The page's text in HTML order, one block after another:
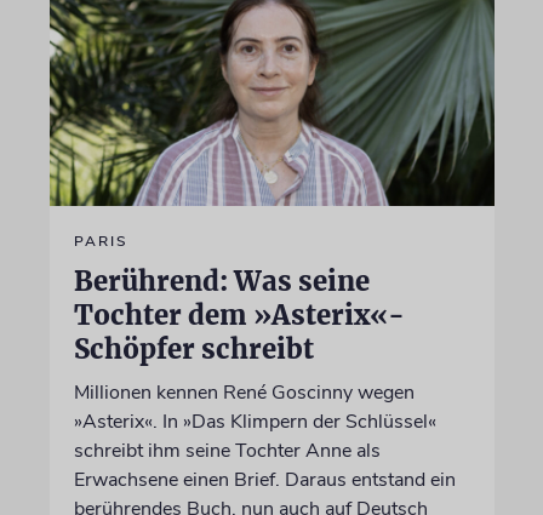
PARIS
Berührend: Was seine
Tochter dem »Asterix«-
Schöpfer schreibt
Millionen kennen René Goscinny wegen
»Asterix«. In »Das Klimpern der Schlüssel«
schreibt ihm seine Tochter Anne als
Erwachsene einen Brief. Daraus entstand ein
berührendes Buch, nun auch auf Deutsch